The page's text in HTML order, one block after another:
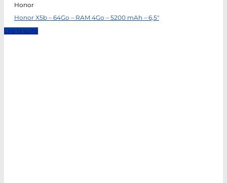
Honor
Honor X5b – 64Go – RAM 4Go – 5200 mAh – 6,5″
Lire la suite